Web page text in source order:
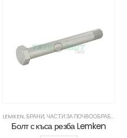
LEMKEN,БРАНИ,ЧАСТИ ЗА ПОЧВООБРАБОТВАЩА ТЕХНИКА
Болт с къса резба Lemken